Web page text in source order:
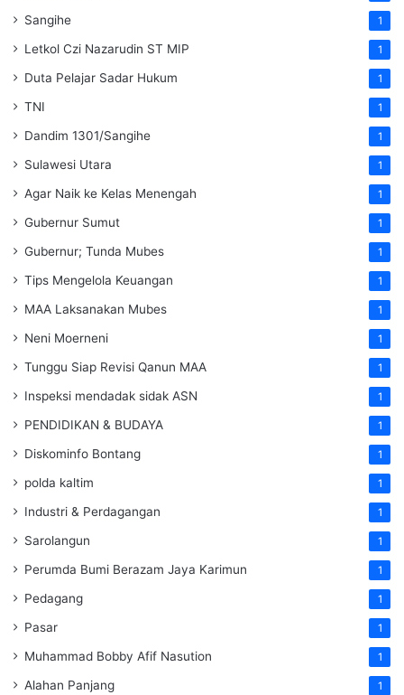
Sangihe 1
Letkol Czi Nazarudin ST MIP 1
Duta Pelajar Sadar Hukum 1
TNI 1
Dandim 1301/Sangihe 1
Sulawesi Utara 1
Agar Naik ke Kelas Menengah 1
Gubernur Sumut 1
Gubernur; Tunda Mubes 1
Tips Mengelola Keuangan 1
MAA Laksanakan Mubes 1
Neni Moerneni 1
Tunggu Siap Revisi Qanun MAA 1
Inspeksi mendadak sidak ASN 1
PENDIDIKAN & BUDAYA 1
Diskominfo Bontang 1
polda kaltim 1
Industri & Perdagangan 1
Sarolangun 1
Perumda Bumi Berazam Jaya Karimun 1
Pedagang 1
Pasar 1
Muhammad Bobby Afif Nasution 1
Alahan Panjang 1